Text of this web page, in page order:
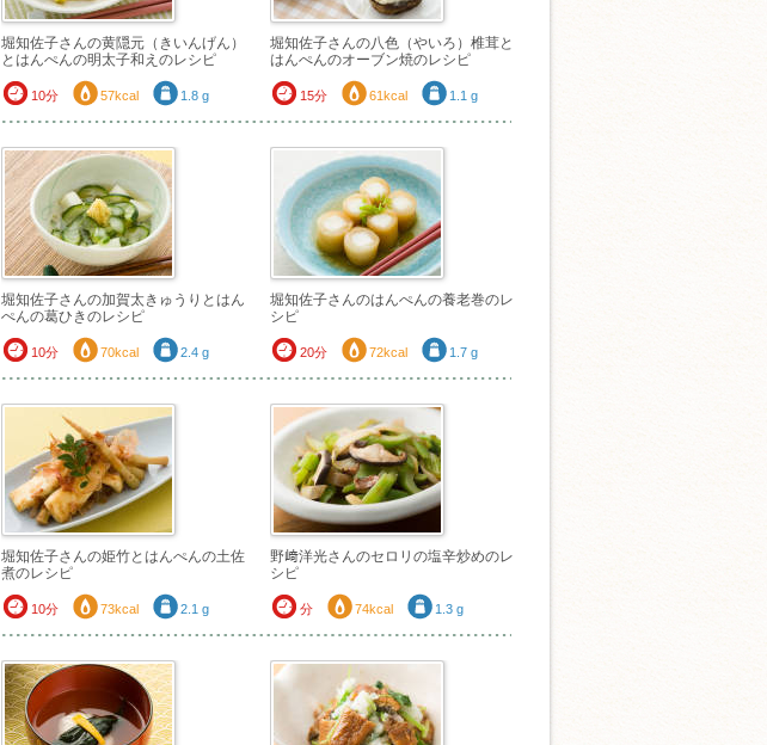
堀知佐子さんの黄隠元（きいんげん）
とはんぺんの明太子和えのレシピ
10分 57kcal 1.8 g
堀知佐子さんの八色（やいろ）椎茸と
はんぺんのオーブン焼のレシピ
15分 61kcal 1.1 g
堀知佐子さんの加賀太きゅうりとはん
ぺんの葛ひきのレシピ
10分 70kcal 2.4 g
堀知佐子さんのはんぺんの養老巻のレ
シピ
20分 72kcal 1.7 g
堀知佐子さんの姫竹とはんぺんの土佐
煮のレシピ
10分 73kcal 2.1 g
野﨑洋光さんのセロリの塩辛炒めのレ
シピ
分 74kcal 1.3 g